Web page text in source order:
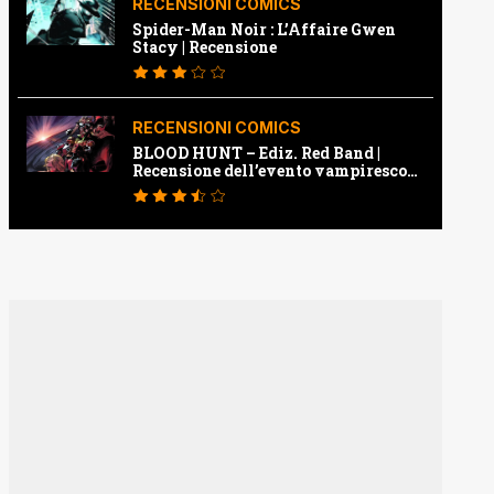
Spider-Man Noir : L’Affaire Gwen
Stacy | Recensione
RECENSIONI COMICS
BLOOD HUNT – Ediz. Red Band |
Recensione dell’evento vampiresco
della Marvel